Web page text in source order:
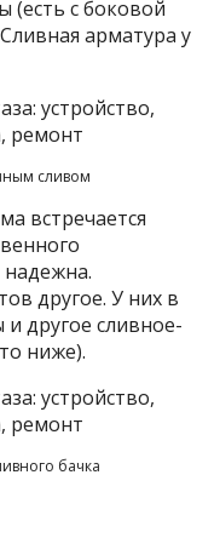
(есть с боковой
арматура у
сливом
встречается
другое. У них в
другое сливное-
ниже).
бачка